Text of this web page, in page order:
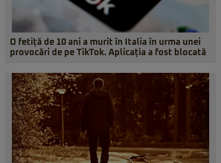
O fetiță de 10 ani a murit în Italia în urma unei
provocări de pe TikTok. Aplicația a fost blocată